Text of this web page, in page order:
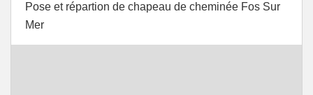
Pose et répartion de chapeau de cheminée Fos Sur
Mer